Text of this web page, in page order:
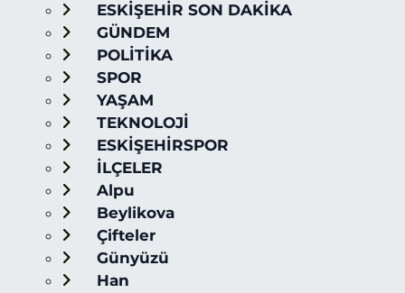
ESKİŞEHİR SON DAKİKA
GÜNDEM
POLİTİKA
SPOR
YAŞAM
TEKNOLOJİ
ESKİŞEHİRSPOR
İLÇELER
Alpu
Beylikova
Çifteler
Günyüzü
Han